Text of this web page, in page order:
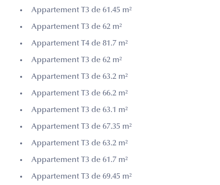
Appartement T3 de 61.45 m²
Appartement T3 de 62 m²
Appartement T4 de 81.7 m²
Appartement T3 de 62 m²
Appartement T3 de 63.2 m²
Appartement T3 de 66.2 m²
Appartement T3 de 63.1 m²
Appartement T3 de 67.35 m²
Appartement T3 de 63.2 m²
Appartement T3 de 61.7 m²
Appartement T3 de 69.45 m²